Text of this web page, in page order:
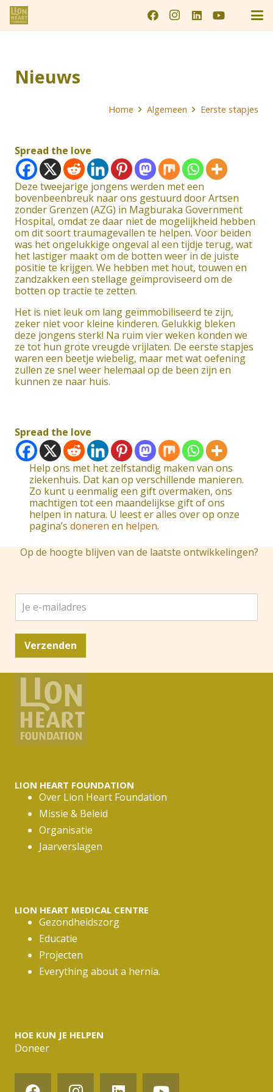
Nieuws
Home Algemeen Eerste stapjes
Spread the love
Deze tweejarige jongens werden met een
bovenbeenbreuk naar ons gestuurd door Artsen
zonder Grenzen (AZG) in Magburaka Government
Hospital, omdat ze daar niet de mogelijkheid hebben
om dit soort traumagevallen te helpen. Voor beiden
was het ongelukkige ongeval al een tijdje terug, wat
het lastiger maakt om de botten weer in de juiste
positie te krijgen. We hebben met hout, touwen en
zandzakken een stellage geïmproviseerd om de
botten op tractie te zetten.
Het is niet leuk om lang geïmmobiliseerd te zijn,
zeker niet voor kleine kinderen. Gelukkig bleken
deze jongens sterk! Na ruim vier weken konden we
ze tot hun grote vreugde vrijlaten. De eerste stapjes
waren een beetje wiebelig, maar met wat oefening
zullen ze snel weer helemaal op de been zijn en
kunnen ze naar huis.
Spread the love
Help ons met het zelfstandig maken van ons
ziekenhuis. Dat kan op verschillende manieren.
Zo kunt u eenmalig een gift overmaken, ons
machtigen tot een maandelijkse gift of ons
helpen in natura. U leest er alles over op onze
pagina’s doneren en helpen.
Op de hoogte blijven van de laatste ontwikkelingen?
e
-
a
i
s
Verzenden
LION HEART FOUNDATION
Over Lion Heart Foundation
Missie & Beleid
Organisatie
Jaarverslagen
LION HEART MEDICAL CENTRE
Gezondheidszorg
Educatie
Projecten
Everything about a hernia.
HOE KUN JE HELPEN
Doneer